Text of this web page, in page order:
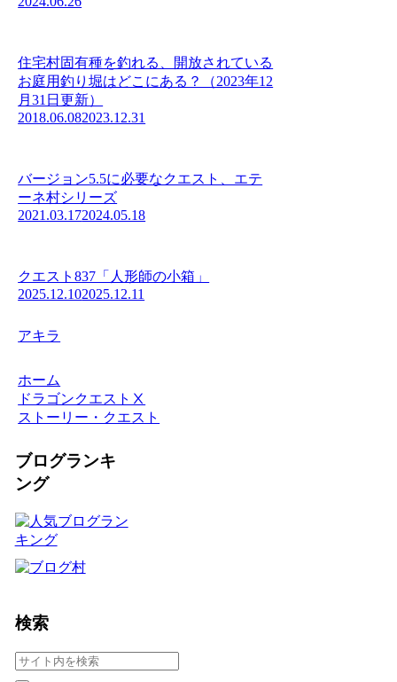
住宅村固有種を釣れる、開放されている
お庭用釣り堀はどこにある？（2023年12
月31日更新）
2018.06.082023.12.31
バージョン5.5に必要なクエスト、エテ
ーネ村シリーズ
2021.03.172024.05.18
クエスト837「人形師の小箱」
2025.12.102025.12.11
アキラ
ホーム
ドラゴンクエストⅩ
ストーリー・クエスト
ブログランキ
ング
検索